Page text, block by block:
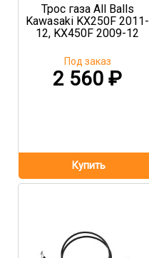
Трос газа All Balls
Kawasaki KX250F 2011-
12, KX450F 2009-12
2 560 ₽
Под заказ